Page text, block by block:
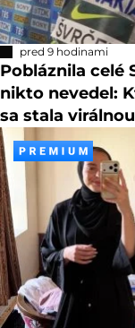
pred 9 hodinami
Pobláznila celé
nikto nevedel:
sa stala